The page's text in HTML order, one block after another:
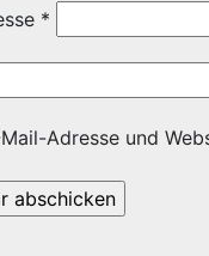
*
Adresse und